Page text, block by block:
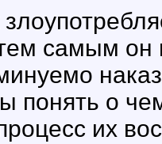
самым он
понять о
их